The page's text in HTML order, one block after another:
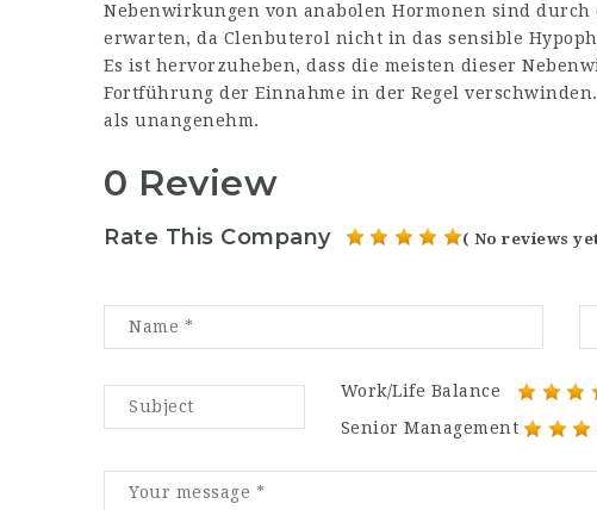
Nebenwirkungen von anabolen Hormonen sind
erwarten, da Clenbuterol nicht in das sensible
Es ist hervorzuheben, dass die meisten dieser
Fortführung der Einnahme in der Regel
als unangenehm.
0 Review
Rate This Company ( No reviews
Work/Life Balance
Senior Management